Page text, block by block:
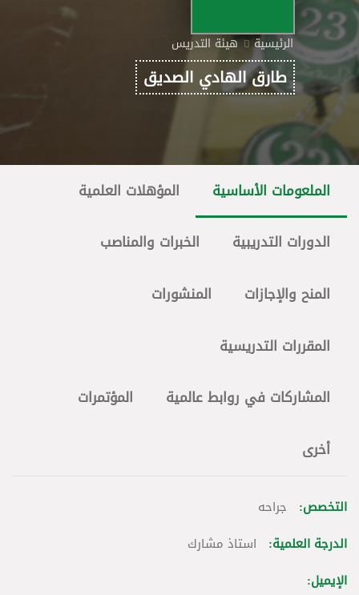
الرئيسية هيئة التدريس
طارق الهادي الصديق
الملعومات الأساسية المؤهلات العلمية
الدورات التدريبية الخبرات والمناصب
المنح والإجازات المنشورات
المقررات التدريسية
المشاركات في روابط عالمية المؤتمرات
أخرى
التخصص:
جراحه
الدرجة العلمية:
استاذ مشارك
الإيميل: